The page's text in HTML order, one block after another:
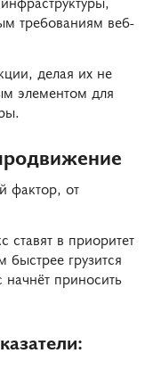
требованиям веб-
делая их не
элементом для
фактор, от
в приоритет
быстрее грузится
приносить